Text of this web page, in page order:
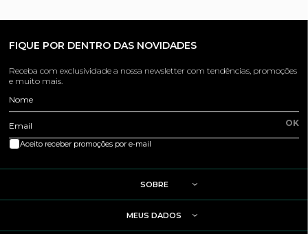
FIQUE POR DENTRO DAS NOVIDADES
Receba com exclusividade a nossa newsletter com tendências, promoções
e muito mais.
Nome
Email OK
Aceito receber promoções por e-mail
SOBRE
MEUS DADOS